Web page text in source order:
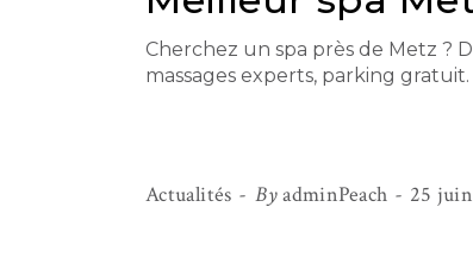
Cherchez un spa près de Metz ?
massages experts, parking
Actualités ByadminPeach 25